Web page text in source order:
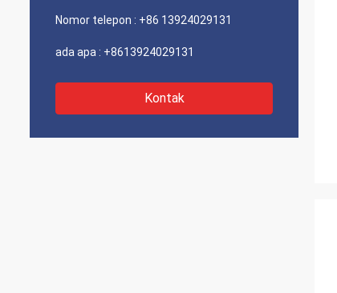
berkualitas tinggi dan akan menghubungi
Banyak
Nomor telepon : +86 13924029131
ada apa : +8613924029131
Kontak